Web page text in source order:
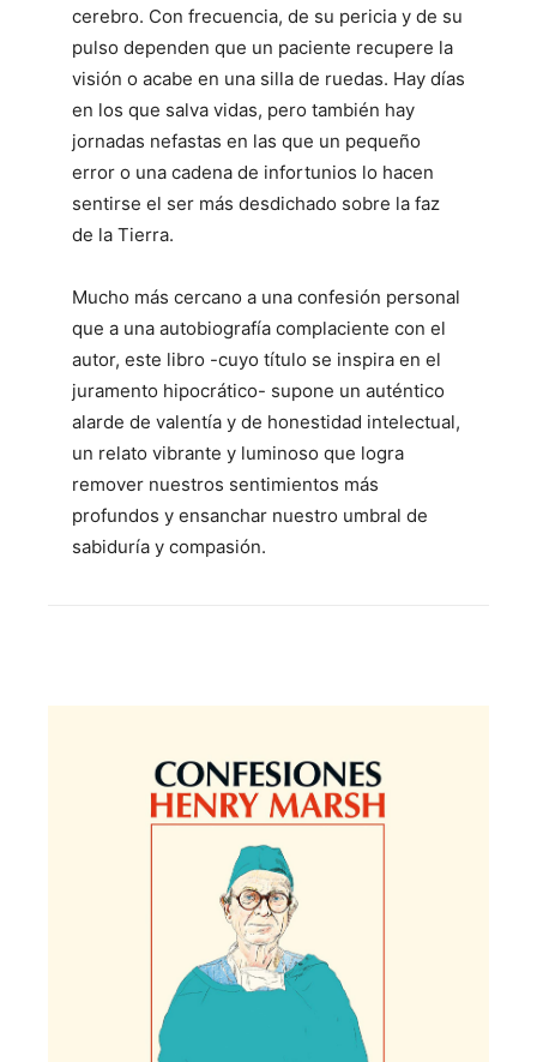
cerebro. Con frecuencia, de su pericia y de su
pulso dependen que un paciente recupere la
visión o acabe en una silla de ruedas. Hay días
en los que salva vidas, pero también hay
jornadas nefastas en las que un pequeño
error o una cadena de infortunios lo hacen
sentirse el ser más desdichado sobre la faz
de la Tierra.
Mucho más cercano a una confesión personal
que a una autobiografía complaciente con el
autor, este libro -cuyo título se inspira en el
juramento hipocrático- supone un auténtico
alarde de valentía y de honestidad intelectual,
un relato vibrante y luminoso que logra
remover nuestros sentimientos más
profundos y ensanchar nuestro umbral de
sabiduría y compasión.